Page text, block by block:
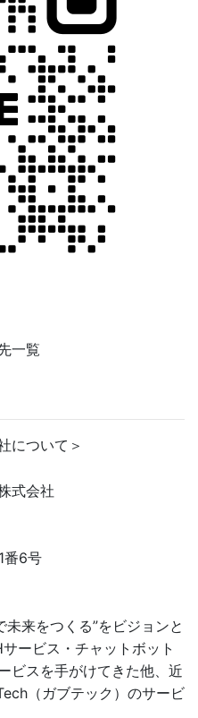
一覧
について＞
式会社
番6号
来をつくる”をビジョンと
ービス・チャットボット
ビスを手がけてきた他、近
（ガブテック）のサービ